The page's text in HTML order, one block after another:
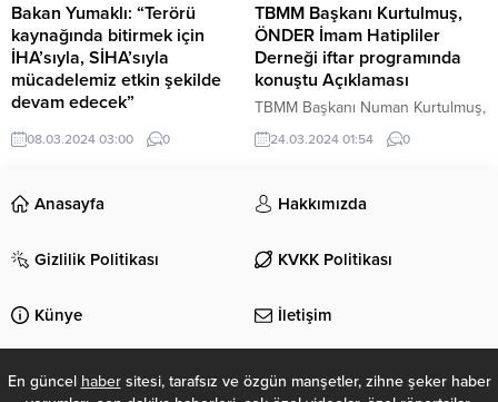
Bakan Yumaklı: “Terörü
kaynağında bitirmek için
İHA’sıyla, SİHA’sıyla
mücadelemiz etkin şekilde
devam edecek”
Tarım ve Orman Bakanı İbrahim
Yumaklı, "Terörü kaynağında
sağlamak için İHA'sıyla, SİHA'sıyla
mücadelemiz etkin bir şekilde
08.03.2024 03:00 0
TBMM Başkanı Kurtulmuş,
ÖNDER İmam Hatipliler
Derneği iftar programında
konuştu Açıklaması
TBMM Başkanı Numan Kurtulmuş,
"Son dönemde terör örgütlerini,
kendi vekilleri olarak kullananlar
vekalet savaşlarını sürdüren
güçler artık bir safha daha
24.03.2024 01:54 0
Anasayfa Hakkımızda
Gizlilik Politikası KVKK Politikası
Künye İletişim
En güncel habersitesi, tarafsız ve özgün manşetler, zihne şeker haber